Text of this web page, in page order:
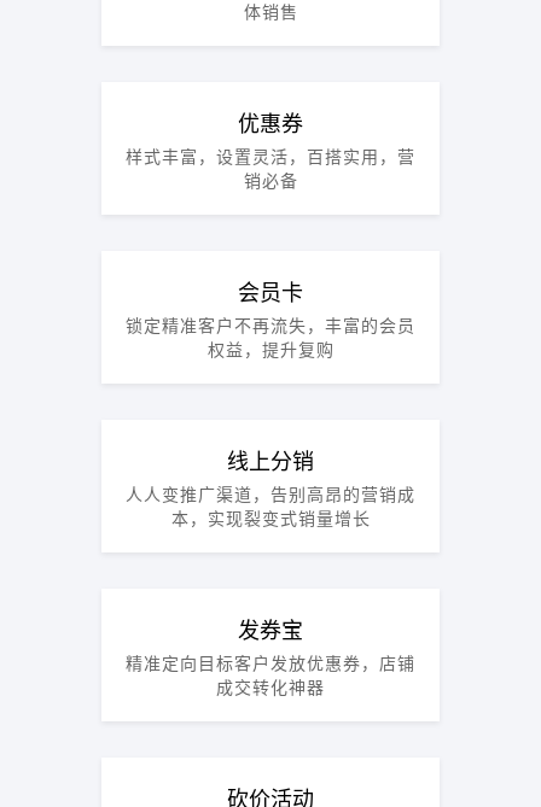
体销售
优惠券
样式丰富，设置灵活，百搭实用，营
销必备
会员卡
锁定精准客户不再流失，丰富的会员
权益，提升复购
线上分销
人人变推广渠道，告别高昂的营销成
本，实现裂变式销量增长
发券宝
精准定向目标客户发放优惠券，店铺
成交转化神器
砍价活动